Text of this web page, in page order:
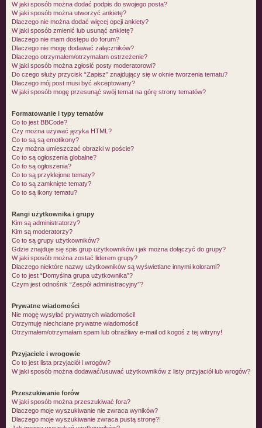
W jaki sposób można dodać podpis do swojego posta?
W jaki sposób można utworzyć ankietę?
Dlaczego nie można dodać więcej opcji ankiety?
W jaki sposób zmienić lub usunąć ankietę?
Dlaczego nie mam dostępu do forum?
Dlaczego nie mogę dodawać załączników?
Dlaczego otrzymałem/otrzymałam ostrzeżenie?
W jaki sposób można zgłosić posty moderatorowi?
Do czego służy przycisk “Zapisz” znajdujący się w oknie tworzenia tematu?
Dlaczego mój post musi być akceptowany?
W jaki sposób mogę przesunąć swój temat na górę strony tematów?
Formatowanie i typy tematów
Co to jest BBCode?
Czy można używać języka HTML?
Co to są są emotikony?
Czy można umieszczać obrazki w poście?
Co to są ogłoszenia globalne?
Co to są ogłoszenia?
Co to są przyklejone tematy?
Co to są zamknięte tematy?
Co to są ikony tematu?
Rangi użytkownika i grupy
Kim są administratorzy?
Kim są moderatorzy?
Co to są grupy użytkowników?
Gdzie znajduje się spis grup użytkowników i jak można dołączyć do grupy?
W jaki sposób można zostać liderem grupy?
Dlaczego niektóre nazwy użytkowników są wyświetlane innymi kolorami?
Co to jest “Domyślna grupa użytkownika”?
Czym jest odnośnik “Zespół administracyjny”?
Prywatne wiadomości
Nie mogę wysyłać prywatnych wiadomości!
Otrzymuję niechciane prywatne wiadomości!
Otrzymałem/otrzymałam spam lub obraźliwy e-mail od kogoś z tej witryny!
Przyjaciele i wrogowie
Co to jest lista przyjaciół i wrogów?
W jaki sposób można dodawać/usuwać użytkowników z listy przyjaciół lub wrogów?
Przeszukiwanie forów
W jaki sposób można przeszukiwać fora?
Dlaczego moje wyszukiwanie nie zwraca wyników?
Dlaczego moje wyszukiwanie zwraca pustą stronę?!